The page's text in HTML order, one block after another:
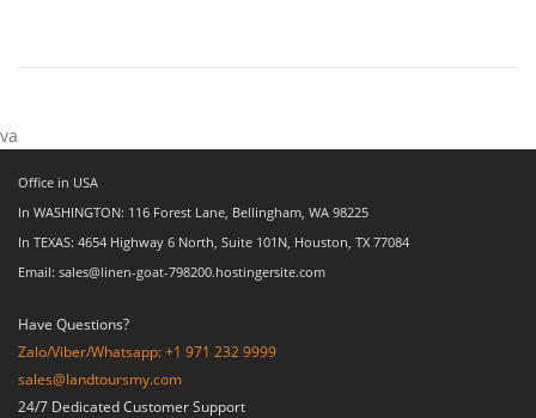
va
Office in USA
In WASHINGTON: 116 Forest Lane, Bellingham, WA 98225
In TEXAS: 4654 Highway 6 North, Suite 101N, Houston, TX 77084
Email: sales@linen-goat-798200.hostingersite.com
Have Questions?
Zalo/Viber/Whatsapp: +1 971 232 9999
sales@landtoursmy.com
24/7 Dedicated Customer Support